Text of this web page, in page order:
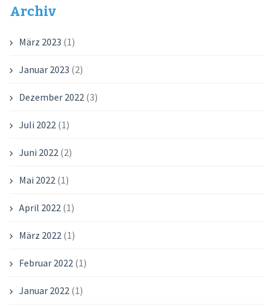
Archiv
März 2023 (1)
Januar 2023 (2)
Dezember 2022 (3)
Juli 2022 (1)
Juni 2022 (2)
Mai 2022 (1)
April 2022 (1)
März 2022 (1)
Februar 2022 (1)
Januar 2022 (1)